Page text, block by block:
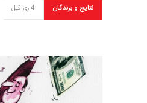
نتایج و برندگان 4 روز قبل